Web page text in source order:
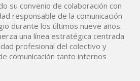
su convenio de colaboración con
responsable de la comunicación
durante los últimos nueve años.
una línea estratégica centrada
profesional del colectivo y
comunicación tanto internos